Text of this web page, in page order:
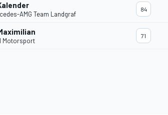
AMG Team Landgraf
84
Motorsport
71